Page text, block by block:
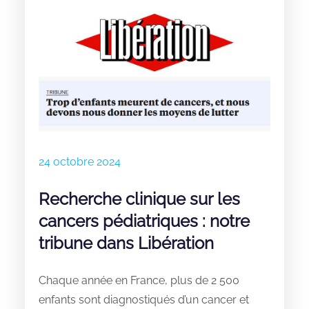
24 octobre 2024
Recherche clinique sur les
cancers pédiatriques : notre
tribune dans Libération
Chaque année en France, plus de 2 500
enfants sont diagnostiqués d’un cancer et